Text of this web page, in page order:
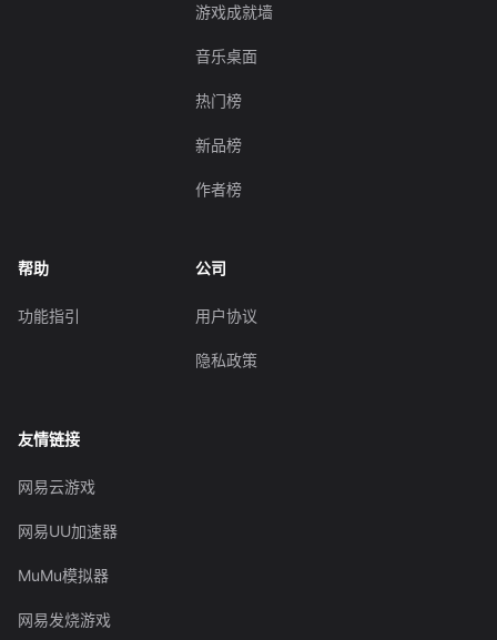
游戏成就墙
音乐桌面
热门榜
新品榜
作者榜
帮助
功能指引
公司
用户协议
隐私政策
友情链接
网易云游戏
网易UU加速器
MuMu模拟器
网易发烧游戏